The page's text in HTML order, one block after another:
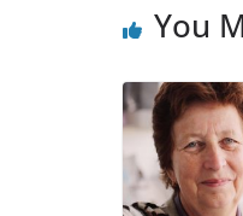
You